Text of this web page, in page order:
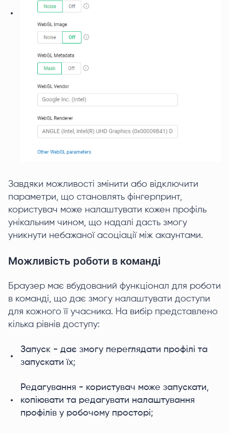
Завдяки можливості змінити або відключити
параметри, що становлять фінгерпринт,
користувач може налаштувати кожен профіль
унікальним чином, що надалі дасть змогу
уникнути небажаної асоціації між акаунтами.
Можливість роботи в команді
Браузер має вбудований функціонал для роботи
в команді, що дає змогу налаштувати доступи
для кожного її учасника. На вибір представлено
кілька рівнів доступу:
Запуск - дає змогу переглядати профілі та
запускати їх;
Редагування - користувач може запускати,
копіювати та редагувати налаштування
профілів у робочому просторі;